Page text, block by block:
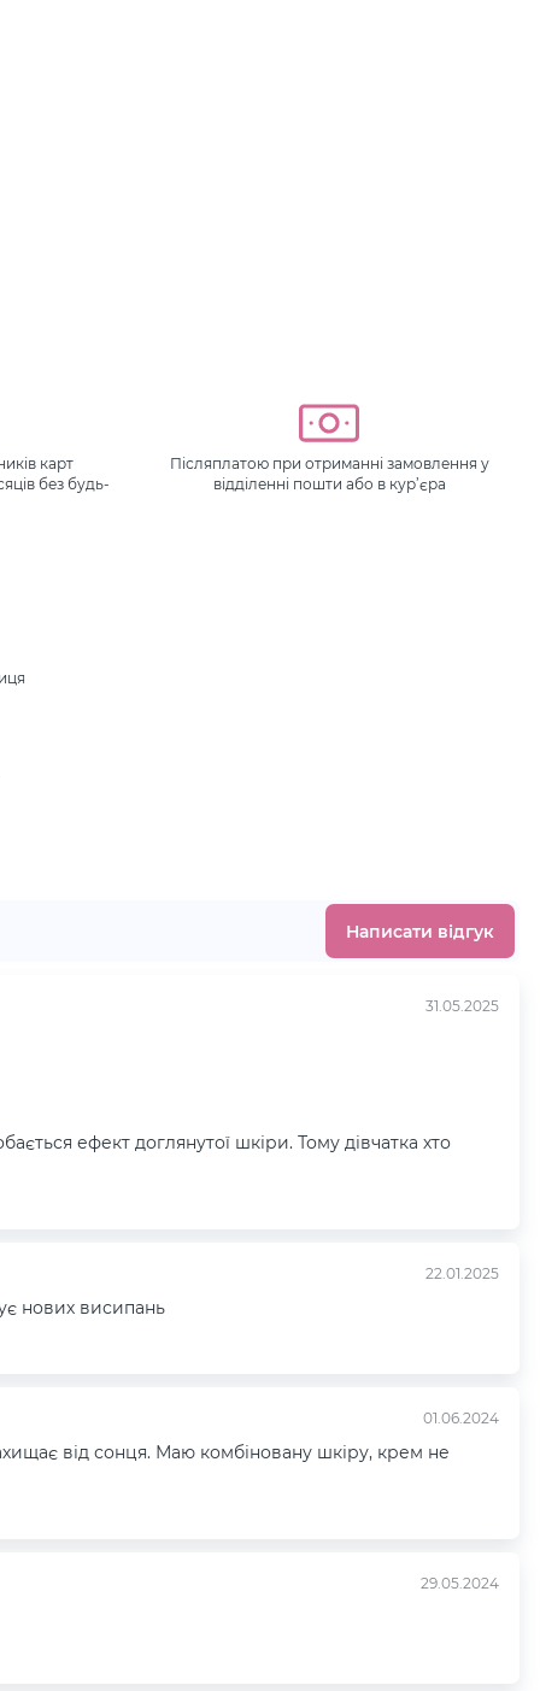
карт
без будь-
Післяплатою при отриманні замовлення у
відділенні пошти або в кур’єра
Написати відгук
31.05.2025
ефект доглянутої шкіри. Тому дівчатка хто
22.01.2025
нових висипань
01.06.2024
від сонця. Маю комбіновану шкіру, крем не
29.05.2024